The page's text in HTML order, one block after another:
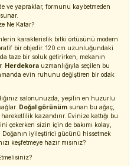
ve yapraklar, formunu kaybetmeden
sunar.
Ne Katar?
karakteristik bitki örtüsünü modern
bir objedir. 120 cm uzunluğundaki
taze bir soluk getirirken, mekanın
Herdekora uzmanlığıyla seçilen bu
evin ruhunu değiştiren bir odak
salonunuzda, yeşilin en huzurlu
Doğal görünüm sunan bu ağaç,
kazandırır. Evinize kattığı bu
çekerken sizin için de bakımı kolay,
iyileştirici gücünü hissetmek
keşfetmeye hazır mısınız?